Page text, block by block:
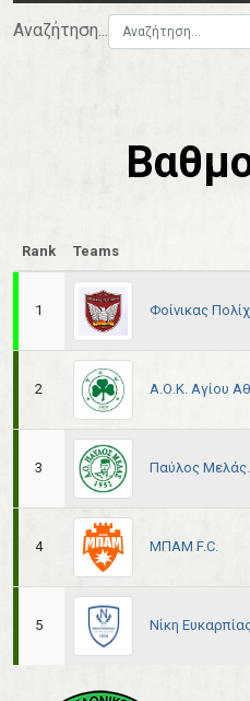
Αναζήτηση...
Rank Teams
1 Φοίνικας
2 Α.Ο.Κ. Αγίου
3 Παύλος Μελάς.
4 ΜΠΑΜ F.C.
5 Νίκη